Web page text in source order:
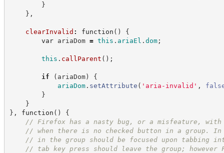
}
} ,
clearInvalid : function ( )
{
var ariaDom = this . ariaEl . dom;
this . callParent ( ) ;
if ( ariaDom)
{
ariaDom. setAttribute ( ' aria-invalid ' ,
}
}
} , function ( )
{
// Firefox has a nasty bug, or a misfeature,
// when there is no checked button in a group.
// in the group should be focused upon tabbing
// tab key press should leave the group;